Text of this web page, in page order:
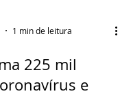
1 min de leitura